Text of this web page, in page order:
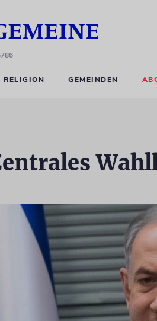
RELIGION GEMEINDEN